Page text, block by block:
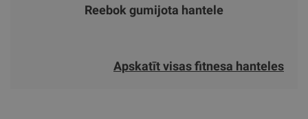
Reebok gumijota hantele
Apskatīt visas fitnesa hanteles